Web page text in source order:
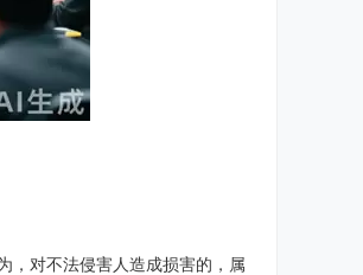
，对不法侵害人造成损害的，属